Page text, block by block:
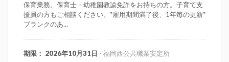
保育業務。保育士・幼稚園教諭免許をお持ちの方。子育て支
援員の方もご相談ください。*雇用期間満了後、1年毎の更新*
ブランクのあ...
期限： 2026年10月31日 - 福岡西公共職業安定所